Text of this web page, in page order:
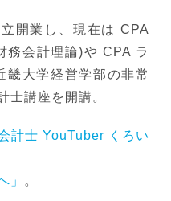
開業し、現在は CPA
務会計理論)や CPA ラ
畿大学経営学部の非常
士講座を開講。
計士 YouTuber くろい
」 。